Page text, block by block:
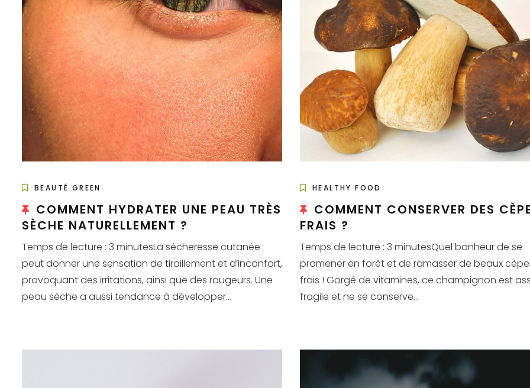
BEAUTÉ GREEN
COMMENT HYDRATER UNE PEAU TRÈS
SÈCHE NATURELLEMENT ?
Temps de lecture : 3 minutesLa sécheresse cutanée
peut donner une sensation de tiraillement et d’inconfort,
provoquant des irritations, ainsi que des rougeurs. Une
peau sèche a aussi tendance à développer...
HEALTHY FOOD
COMMENT CONSERVER DES
FRAIS ?
Temps de lecture : 3 minutesQuel bonheur de se
promener en forêt et de ramasser de beaux
frais ! Gorgé de vitamines, ce champignon est
fragile et ne se conserve...